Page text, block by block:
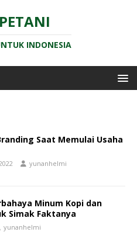
INDONESIA
Saat Memulai Usaha
yunanhelmi
Minum Kopi dan
Simak Faktanya
yunanhelmi